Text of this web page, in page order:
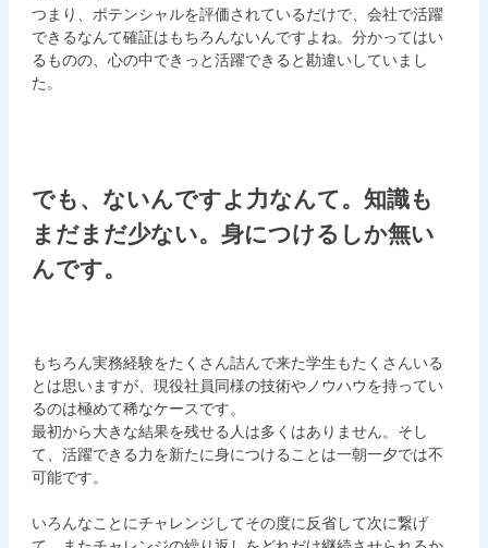
つまり、ポテンシャルを評価されているだけで、会社で活躍
できるなんて確証はもちろんないんですよね。分かってはい
るものの、心の中できっと活躍できると勘違いしていまし
た。
でも、ないんですよ力なんて。知識も
まだまだ少ない。身につけるしか無い
んです。
もちろん実務経験をたくさん詰んで来た学生もたくさんいる
とは思いますが、現役社員同様の技術やノウハウを持ってい
るのは極めて稀なケースです。
最初から大きな結果を残せる人は多くはありません。そし
て、活躍できる力を新たに身につけることは一朝一夕では不
可能です。
いろんなことにチャレンジしてその度に反省して次に繋げ